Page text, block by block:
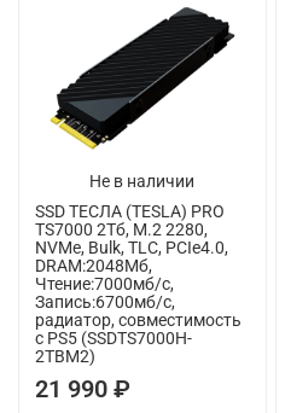
Не в наличии
SSD ТЕСЛА (TESLA) PRO
TS7000 2Тб, M.2 2280,
NVMe, Bulk, TLC, PCIe4.0,
DRAM:2048Мб,
Чтение:7000мб/с,
Запись:6700мб/с,
радиатор, совместимость
с PS5 (SSDTS7000H-
2TBM2)
21 990 ₽